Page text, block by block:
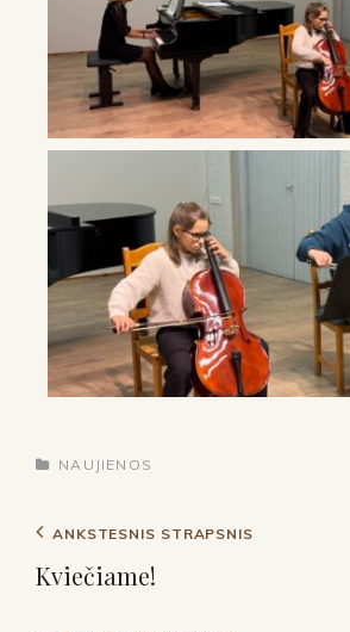
NAUJIENOS
ANKSTESNIS STRAPSNIS
Kviečiame!